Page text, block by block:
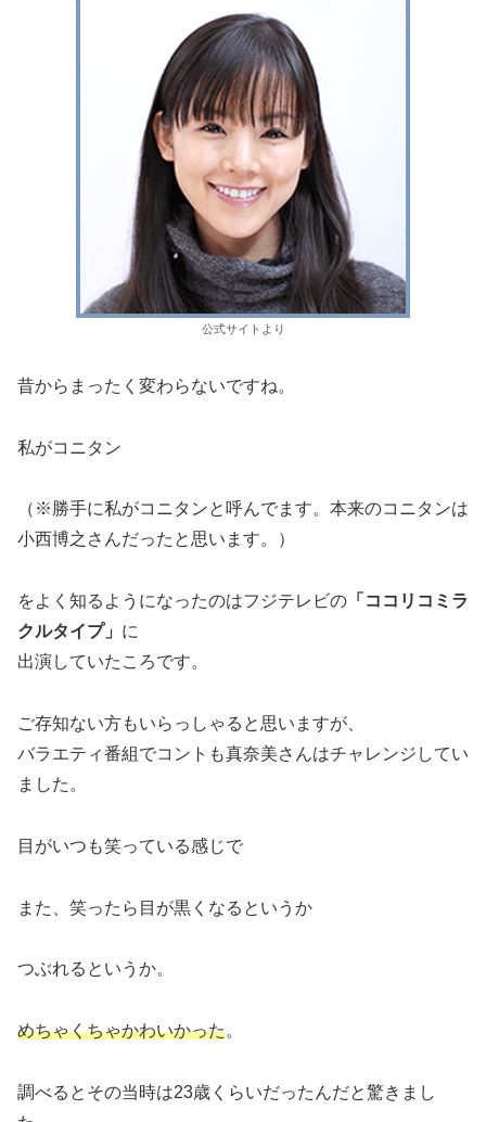
公式サイトより
昔からまったく変わらないですね。
私がコニタン
（※勝手に私がコニタンと呼んでます。本来のコニタンは
小西博之さんだったと思います。）
をよく知るようになったのはフジテレビの 「ココリコミラ
クルタイプ」 に
出演していたころです。
ご存知ない方もいらっしゃると思いますが、
バラエティ番組でコントも真奈美さんはチャレンジしてい
ました。
目がいつも笑っている感じで
また、笑ったら目が黒くなるというか
つぶれるというか。
めちゃくちゃかわいかった。
調べるとその当時は23歳くらいだったんだと驚きまし